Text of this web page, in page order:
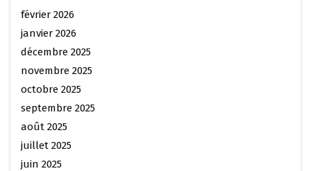
février 2026
janvier 2026
décembre 2025
novembre 2025
octobre 2025
septembre 2025
août 2025
juillet 2025
juin 2025